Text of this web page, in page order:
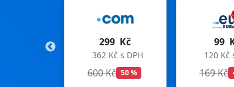
299 Kč
362 Kč s DPH 120 Kč s DPH
169 Kč